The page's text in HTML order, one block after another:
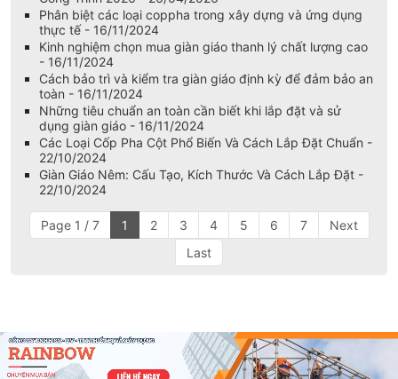
Phân biệt các loại coppha trong xây dựng và ứng dụng
thực tế - 16/11/2024
Kinh nghiệm chọn mua giàn giáo thanh lý chất lượng cao
- 16/11/2024
Cách bảo trì và kiểm tra giàn giáo định kỳ để đảm bảo an
toàn - 16/11/2024
Những tiêu chuẩn an toàn cần biết khi lắp đặt và sử
dụng giàn giáo - 16/11/2024
Các Loại Cốp Pha Cột Phổ Biến Và Cách Lắp Đặt Chuẩn -
22/10/2024
Giàn Giáo Nêm: Cấu Tạo, Kích Thước Và Cách Lắp Đặt -
22/10/2024
Page 1 / 7 1 2 3 4 5 6 7
Next
Last